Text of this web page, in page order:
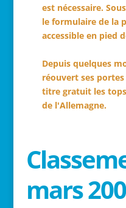
est nécessaire.
le formulaire de la
accessible en pied
Depuis quelques
réouvert ses
titre gratuit les
de l'Allemagne.
mars